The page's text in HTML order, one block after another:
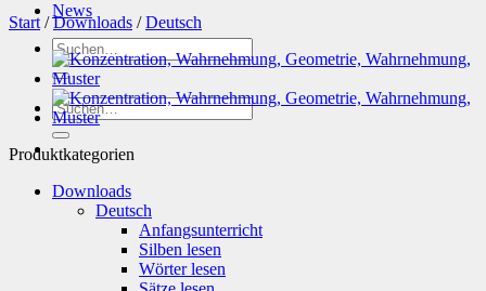
News
Suchen
nach:
Suchen
nach:
Start / Downloads / Deutsch
Produktkategorien
Downloads
Deutsch
Anfangsunterricht
Silben lesen
Wörter lesen